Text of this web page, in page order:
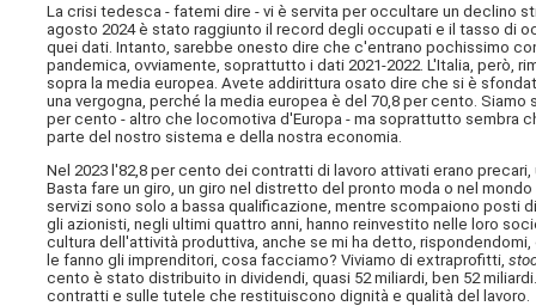
La crisi tedesca - fatemi dire - vi è servita per occultare un declino
agosto 2024 è stato raggiunto il record degli occupati e il tasso di
quei dati. Intanto, sarebbe onesto dire che c'entrano pochissimo
pandemica, ovviamente, soprattutto i dati 2021-2022. L'Italia, però,
sopra la media europea. Avete addirittura osato dire che si è
una vergogna, perché la media europea è del 70,8 per cento.
per cento - altro che locomotiva d'Europa - ma soprattutto sembra
parte del nostro sistema e della nostra economia.
Nel 2023 l'82,8 per cento dei contratti di lavoro attivati erano
Basta fare un giro, un giro nel distretto del pronto moda o nel
servizi sono solo a bassa qualificazione, mentre scompaiono posti
gli azionisti, negli ultimi quattro anni, hanno reinvestito nelle loro
cultura dell'attività produttiva, anche se mi ha detto,
le fanno gli imprenditori, cosa facciamo? Viviamo di extraprofitti,
cento è stato distribuito in dividendi, quasi 52 miliardi, ben 52
contratti e sulle tutele che restituiscono dignità e qualità del lavoro.